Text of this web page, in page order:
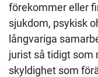
förekommer eller
sjukdom, psykisk
långvariga
jurist så tidigt som
skyldighet som